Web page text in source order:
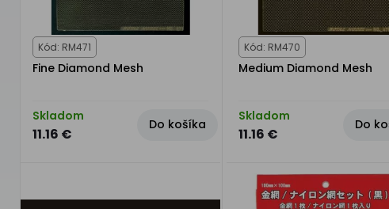
Kód: RM471
Fine Diamond Mesh
Skladom
11.16 €
Do košíka
Kód: RM470
Medium Diamond Mesh
Skladom
11.16 €
Do